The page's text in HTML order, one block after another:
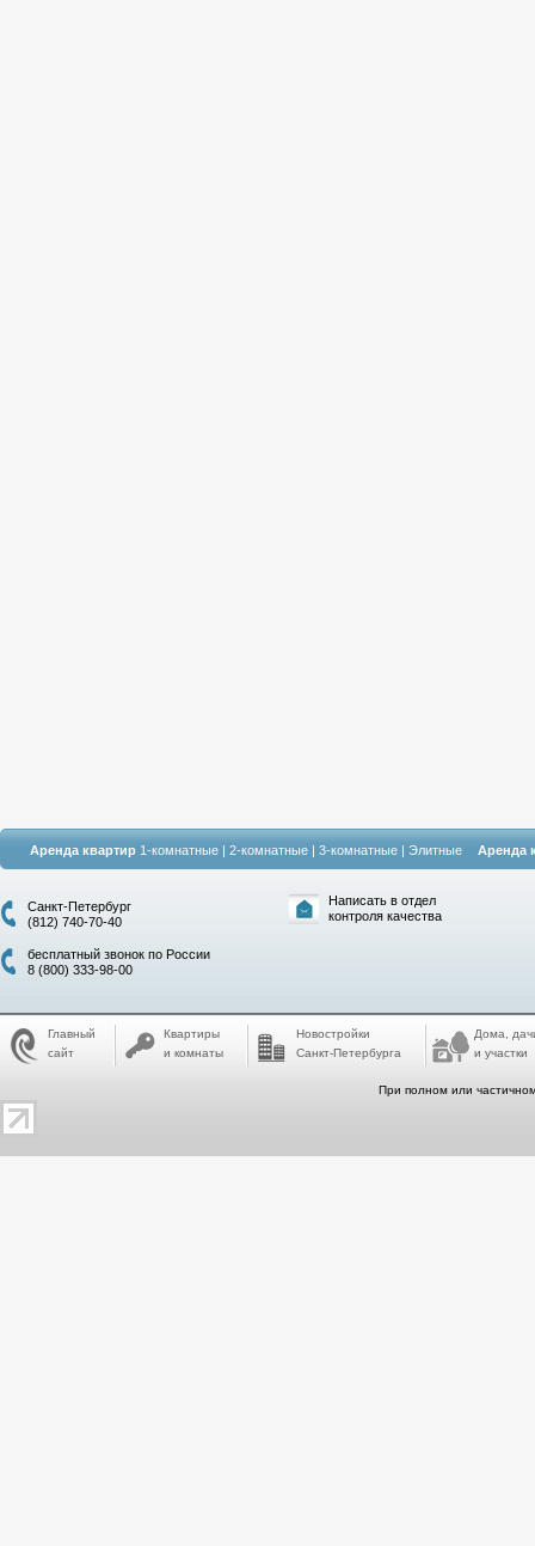
Аренда квартир 1-комнатные | 2-комнатные | 3-комнатные | Элитные Аренда
Санкт-Петербург
(812) 740-70-40
бесплатный звонок по России
8 (800) 333-98-00
Написать в отдел
контроля качества
Главный
сайт
Квартиры
и комнаты
Новостройки
Санкт-Петербурга
Дома,
и участки
При полном или